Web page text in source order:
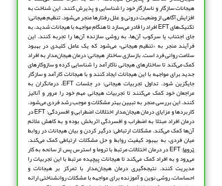
هیجانات سازگار و ناسازگار خود را شناسایی و پذیرش کنند. این شناخت به
افزایش آگاهی از وضعیت درونی و علل رفتارها منجر می‌شود. تنظیم هیجانی:
تکنیک‌های EFT افراد را قادر می‌سازد تا هنگام مواجهه با هیجانات شدید، به
جای اجتناب یا سرکوب آن‌ها، به روشی سازنده آن‌ها را تجربه کنند. این
فرآیند منجر به «تنظیم هیجانی» می‌شود که یک عامل کلیدی در بهبود
سلامت روانی فرد است. بازسازی ساختار هیجانی: درمان هیجان‌مدار به افراد
کمک می‌کند تا ساختارهای هیجانی ناکارآمد را شناسایی کرده و سازوکارهای
جدید برای مواجهه با این هیجانات ایجاد کنند و با هیجانات کارآمد و سازگار
جایگزین شود. تداول تجربیات هیجانی: در جلسات EFT، درمانگران به
مراجعان خود کمک می‌کنند تا تجربیات هیجانی مهم خود را مرور و آنالیز
کنند. این بررسی منجر به تبیین بهتر مشکلات و موجب رشد فردی می‌شود.
کاربردها و مزایای درمان هیجان‌مدار اختلالات اضطرابی و افسردگی: EFT در
درمان افراد مبتلا به اضطراب و افسردگی اثربخش بوده و به کاهش علائم
آن‌ها کمک می‌کند. مشکلات ارتباطی: درگیر کردن و بیان هیجانات در روابط
میان فردی، به بهبود کیفیت روابط و حل مشکلات ارتباطی کمک می‌کند.
تروما : EFT در درمان اختلالات مرتبط با تروما و استرس پس از سانحه به کار
می‌رود و به افراد کمک می‌کند تا هیجانات پیچیده مرتبط با این تجربیات را
مدیریت کنند. نتیجه‌گیری درمان هیجان‌مدار با تمرکز بر هیجانات و
احساسات، روشی نوین و آموزنده برای مواجهه با مشکلات روانشناختی ارائه